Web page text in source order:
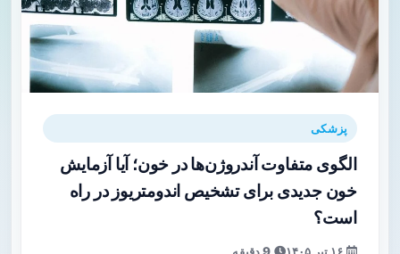
پزشکی
الگوی متفاوت آندروژن‌ها در خون؛ آیا آزمایش
خون جدیدی برای تشخیص اندومتریوز در راه
است؟